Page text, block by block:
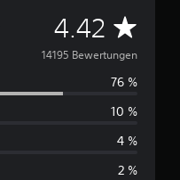
4.42 D
u
r
c
h
14195 Bewertungen
76 %
10 %
4 %
2 %